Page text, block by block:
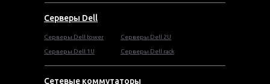
Серверы Dell
Сетевые коммутаторы
Cерверы Dell tower
Серверы Dell 1U
Серверы Dell 2U
Серверы Dell rack